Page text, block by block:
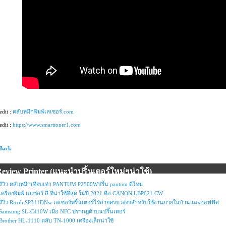
: ตลับหมึกพิมพ์เลเซอร์.com
: https://www.smarttoner1.com
Printer (แนะนำปริ้นเตอร์ใหม่ๆน่าใช้)
วิว ตลับหมึกเทียบเท่า PANTUM P2500Wปริ้น pantum ดีไหม
ครื่องพิมพ์ เลเซอร์ สี ที่น่าใช้ที่สุด ในปี 2021 คือ CANON LBP621 CW
วิว Ricoh SP311DNw เลเซอร์พริ้นเตอร์ไร้สายครบวงจรสำหรับใช้งานภายในบ้านและออฟฟิศ
SL-C410W เมื่อ NFC ปรากฏตัวบนปริ๊นเตอร์
HL-1110 ตลับ TN-1000 เครื่องเล็กน่าใช้